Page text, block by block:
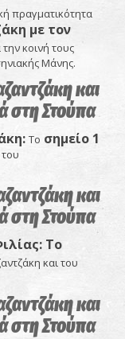
πραγματικότητα
με τον
την κοινή τους
Μάνης.
και
στη Στούπα
Το σημείο 1
και
στη Στούπα
Το
και του
και
στη Στούπα